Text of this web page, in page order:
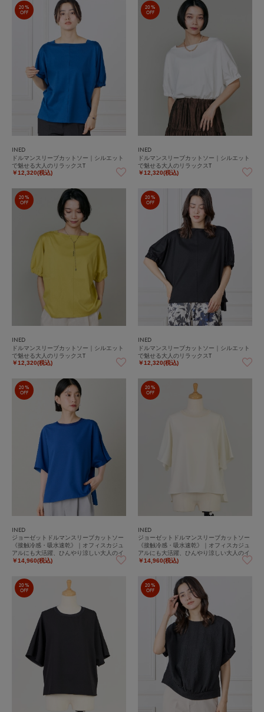
20%
OFF
INED
ドルマンスリーブカットソー｜シルエット
で魅せる大人のリラックスT
￥12,320(税込)
20%
OFF
INED
ドルマンスリーブカットソー｜シルエット
で魅せる大人のリラックスT
￥12,320(税込)
20%
OFF
INED
ドルマンスリーブカットソー｜シルエット
で魅せる大人のリラックスT
￥12,320(税込)
20%
OFF
INED
ドルマンスリーブカットソー｜シルエット
で魅せる大人のリラックスT
￥12,320(税込)
20%
OFF
INED
ジョーゼットドルマンスリーブカットソー
《接触冷感・吸水速乾》｜オフィスカジュ
アルにも大活躍、ひんやり涼しい大人のイ
ージーケアカットソー
￥14,960(税込)
20%
OFF
INED
ジョーゼットドルマンスリーブカットソー
《接触冷感・吸水速乾》｜オフィスカジュ
アルにも大活躍、ひんやり涼しい大人のイ
ージーケアカットソー
￥14,960(税込)
20%
OFF
20%
OFF